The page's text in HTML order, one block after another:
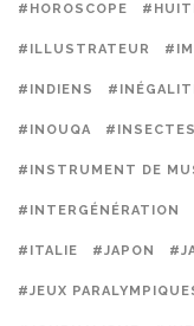
#HOROSCOPE
#ILLUSTRATEUR
#INDIENS
#INOUQA #INSECTES
#INSTRUMENT DE
#INTERGÉNÉRATION
#ITALIE #JAPON
#JEUX